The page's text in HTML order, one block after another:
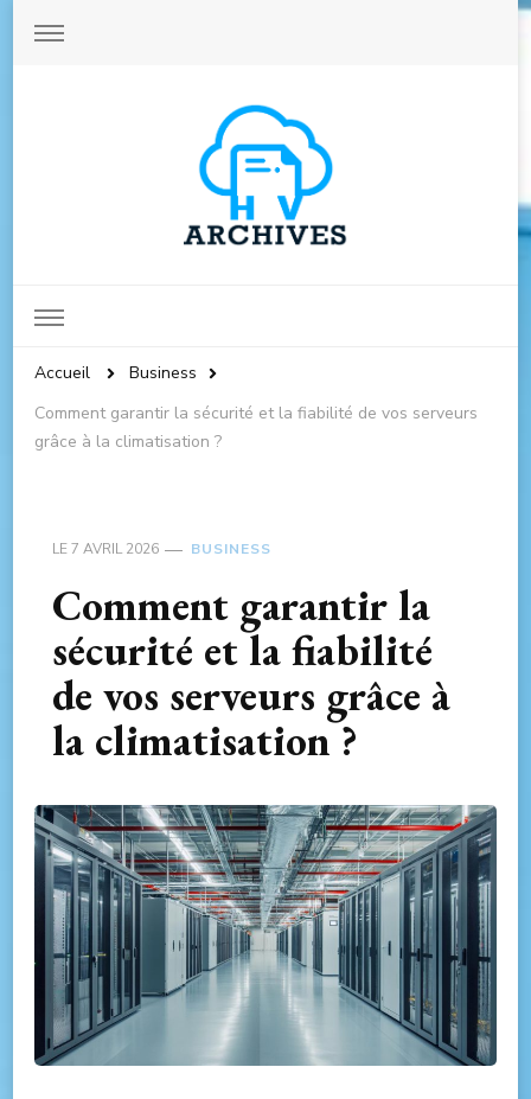
Accueil
Business
Comment garantir la sécurité et la fiabilité de vos serveurs
grâce à la climatisation ?
LE7 AVRIL 2026 BUSINESS
Comment garantir la
sécurité et la fiabilité
de vos serveurs grâce à
la climatisation ?